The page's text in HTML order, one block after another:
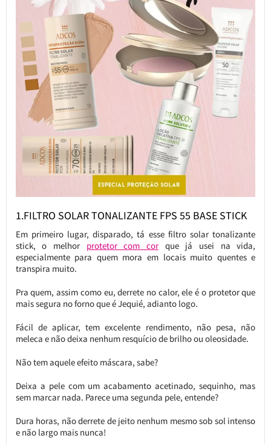
1.FILTRO SOLAR TONALIZANTE FPS 55 BASE STICK
Em primeiro lugar, disparado, tá esse filtro solar tonalizante
stick, o melhor protetor com cor que já usei na vida,
especialmente para quem mora em locais muito quentes e
transpira muito.
Pra quem, assim como eu, derrete no calor, ele é o protetor que
mais segura no forno que é Jequié, adianto logo.
Fácil de aplicar, tem excelente rendimento, não pesa, não
meleca e não deixa nenhum resquício de brilho ou oleosidade.
Não tem aquele efeito máscara, sabe?
Deixa a pele com um acabamento acetinado, sequinho, mas
sem marcar nada. Parece uma segunda pele, entende?
Dura horas, não derrete de jeito nenhum mesmo sob sol intenso
e não largo mais nunca!